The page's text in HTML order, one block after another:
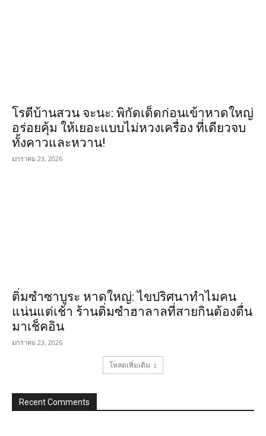
โรตีบ้านสวน จะนะ: พิกัดเด็ดก่อนเข้าหาดใหญ่
อร่อยคุ้ม ให้เยอะแบบไม่หวงเครื่อง ที่เดียวจบ
ทั้งคาวและหวาน!
มกราคม 23, 2026
ติ่มซำซาบูระ หาดใหญ่: ไขปริศนาทำไมคน
แน่นแต่เช้า ร้านติ่มซำฮาลาลที่สายกินต้องตื่น
มาเช็คอิน
มกราคม 23, 2026
โหลดเพิ่มเติม
Recent Comments